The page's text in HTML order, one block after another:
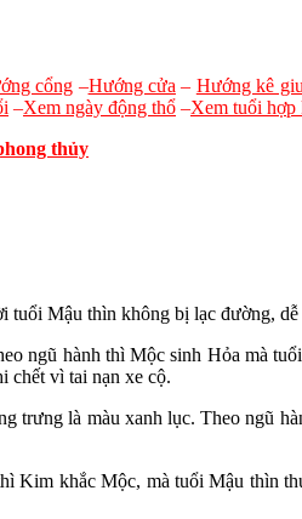
cổng –Hướng cửa – Hướng kê
–Xem ngày động thổ –Xem tuổi hợp
thủy
Mậu thìn không bị lạc đường,
ngũ hành thì Mộc sinh Hỏa mà
chết vì tai nạn xe cộ.
trưng là màu xanh lục. Theo ngũ
Kim khắc Mộc, mà tuổi Mậu thìn